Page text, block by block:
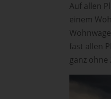
Auf allen
einem
fast allen
ganz